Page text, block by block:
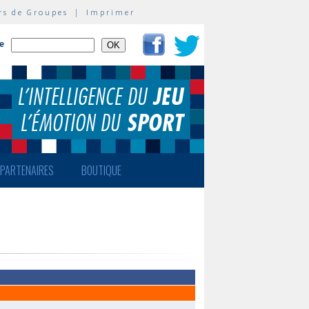
de Groupes | Imprimer
PARTENAIRES BOUTIQUE